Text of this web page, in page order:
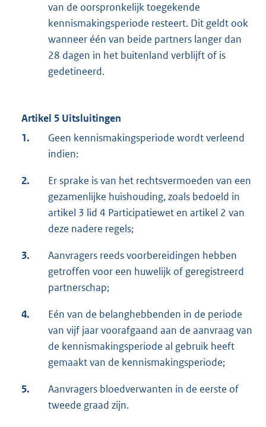
van de oorspronkelijk toegekende
kennismakingsperiode resteert. Dit geldt ook
wanneer één van beide partners langer dan
28 dagen in het buitenland verblijft of is
gedetineerd.
Artikel 5 Uitsluitingen
1.
Geen kennismakingsperiode wordt verleend
indien:
2.
Er sprake is van het rechtsvermoeden van een
gezamenlijke huishouding, zoals bedoeld in
artikel 3 lid 4 Participatiewet en artikel 2 van
deze nadere regels;
3.
Aanvragers reeds voorbereidingen hebben
getroffen voor een huwelijk of geregistreerd
partnerschap;
4.
Eén van de belanghebbenden in de periode
van vijf jaar voorafgaand aan de aanvraag van
de kennismakingsperiode al gebruik heeft
gemaakt van de kennismakingsperiode;
5.
Aanvragers bloedverwanten in de eerste of
tweede graad zijn.